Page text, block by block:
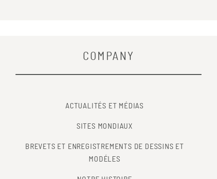
COMPANY
ACTUALITÉS ET MÉDIAS
SITES MONDIAUX
BREVETS ET ENREGISTREMENTS DE DESSINS ET
MODÉLES